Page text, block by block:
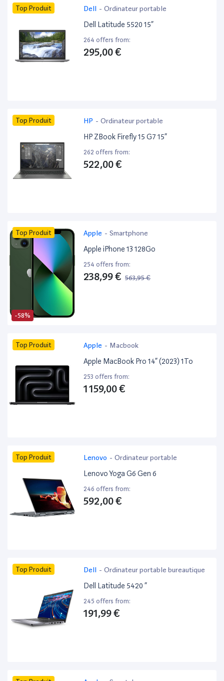
Top Produit Dell - Ordinateur portable
Dell Latitude 5520 15”
264 offers from:
295,00 €
Top Produit HP - Ordinateur portable
HP ZBook Firefly 15 G7 15”
262 offers from:
522,00 €
-58%
Top Produit Apple - Smartphone
Apple iPhone 13 128Go
254 offers from:
238,99 € 563,95 €
Top Produit Apple - Macbook
Apple MacBook Pro 14” (2023) 1To
253 offers from:
1 159,00 €
Top Produit Lenovo - Ordinateur portable
Lenovo Yoga G6 Gen 6
246 offers from:
592,00 €
Top Produit Dell - Ordinateur portable bureautique
Dell Latitude 5420 ”
245 offers from:
191,99 €